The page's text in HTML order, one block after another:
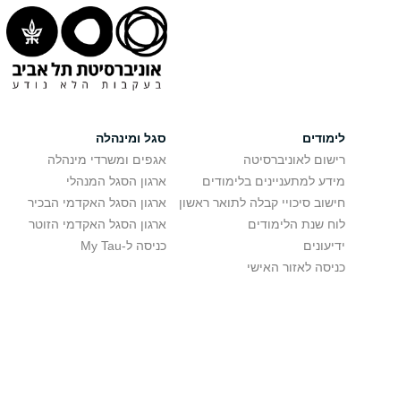
לימודים
רישום לאוניברסיטה
מידע למתעניינים בלימודים
חישוב סיכויי קבלה לתואר ראשון
לוח שנת הלימודים
ידיעונים
כניסה לאזור האישי
סגל ומינהלה
אגפים ומשרדי מינהלה
ארגון הסגל המנהלי
ארגון הסגל האקדמי הבכיר
ארגון הסגל האקדמי הזוטר
כניסה ל-My Tau